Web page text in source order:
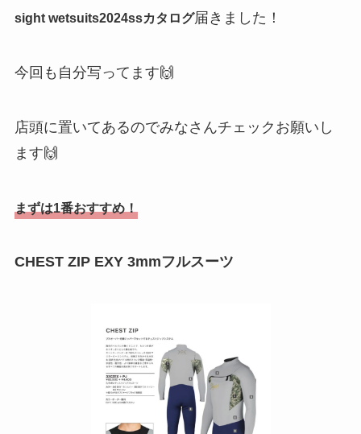
sight wetsuits2024ssカタログ届きました！
今回も自分写ってます🙌
店頭に置いてあるのでみなさんチェックお願いし
ます🙌
まずは1番おすすめ！
CHEST ZIP EXY 3mmフルスーツ